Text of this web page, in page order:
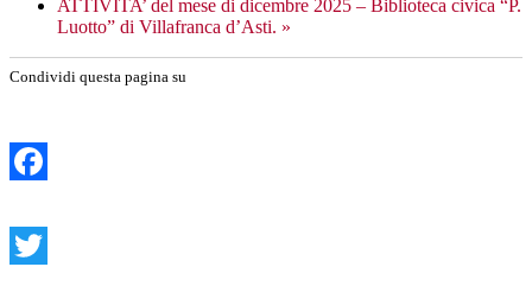
ATTIVITA’ del mese di dicembre 2025 – Biblioteca civica “P.
Luotto” di Villafranca d’Asti. »
Condividi questa pagina su